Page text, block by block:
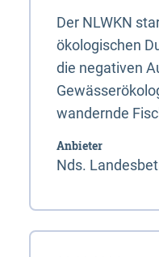
Der NLWKN
ökologischen
die negativen
wandernde
Anbieter
Nds.